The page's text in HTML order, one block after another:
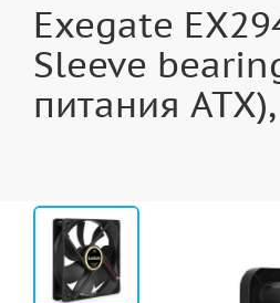
Exegate
Sleeve
питания